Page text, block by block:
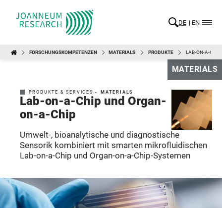
DE EN
FORSCHUNGSKOMPETENZEN MATERIALS PRODUKTE LAB-ON-A-CHIP
MATERIALS
PRODUKTE & SERVICES - MATERIALS
Lab-on-a-Chip und Organ-
on-a-Chip
Umwelt-, bioanalytische und diagnostische
Sensorik kombiniert mit smarten mikrofluidischen
Lab-on-a-Chip und Organ-on-a-Chip-Systemen